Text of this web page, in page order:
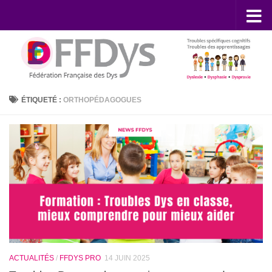
ÉTIQUETÉ :ORTHOPÉDAGOGUES
ACTUALITÉS / FFDYS PRO 14 JUIN 2025